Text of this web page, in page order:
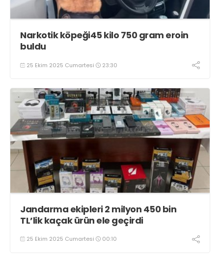
Narkotik köpeği45 kilo 750 gram eroin
buldu
25 Ekim 2025 Cumartesi 23:30
Jandarma ekipleri 2 milyon 450 bin
TL’lik kaçak ürün ele geçirdi
25 Ekim 2025 Cumartesi 00:10